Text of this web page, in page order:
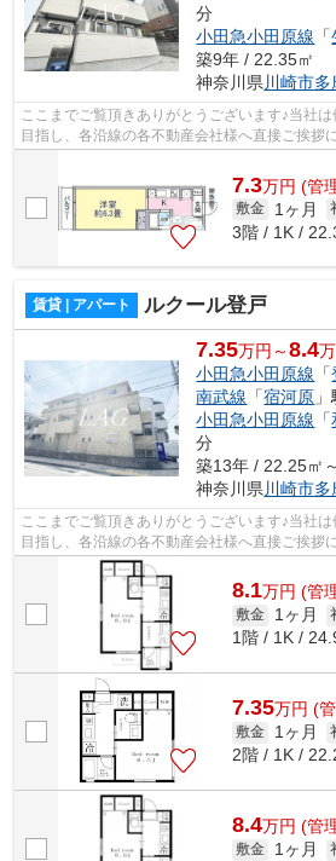
分
小田急小田原線 「
築9年 / 22.35㎡
神奈川県 川崎市
ここまでご覧頂きありがとうございます♪当社
目指し、各沿線の各不動産会社様へ直接ご挨拶
7.3万円 (管
敷金 1ヶ月
3階 / 1K /
賃貸 | アパート ルクール登戸
7.35万円～8.4
小田急小田原線 「
南武線 「宿河原
小田急小田原線 「
分
築13年 / 22.25㎡
神奈川県 川崎市
ここまでご覧頂きありがとうございます♪当社
目指し、各沿線の各不動産会社様へ直接ご挨拶
様へ提供しております！最新の情報は...
8.1万円 (管
敷金 1ヶ月
1階 / 1K /
7.35万円 (
敷金 1ヶ月
2階 / 1K /
8.4万円 (管
敷金 1ヶ月